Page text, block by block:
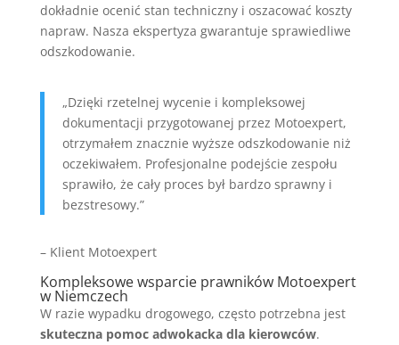
dokładnie ocenić stan techniczny i oszacować koszty
napraw. Nasza ekspertyza gwarantuje sprawiedliwe
odszkodowanie.
„Dzięki rzetelnej wycenie i kompleksowej
dokumentacji przygotowanej przez Motoexpert,
otrzymałem znacznie wyższe odszkodowanie niż
oczekiwałem. Profesjonalne podejście zespołu
sprawiło, że cały proces był bardzo sprawny i
bezstresowy.”
– Klient Motoexpert
Kompleksowe wsparcie prawników Motoexpert
w Niemczech
W razie wypadku drogowego, często potrzebna jest
skuteczna pomoc adwokacka dla kierowców.